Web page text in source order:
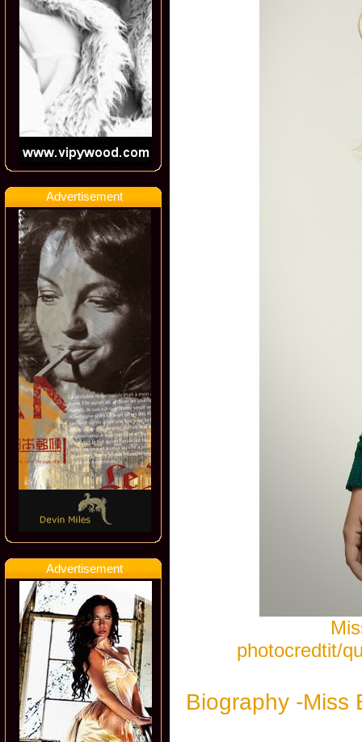
Advertisement
Advertisement
photocredtit/
Biography -Miss